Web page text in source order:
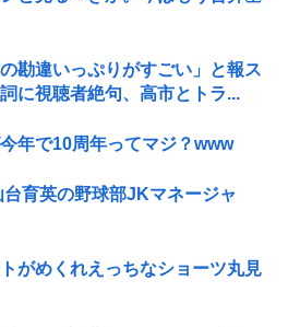
勘違いっぷりがすごい」と報ス
に視聴者絶句、高市とトラ...
年で10周年ってマジ？www
台育英の野球部JKマネージャ
がめくれえっちなショーツ丸見